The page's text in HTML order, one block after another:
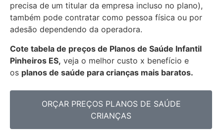
precisa de um titular da empresa incluso no plano),
também pode contratar como pessoa física ou por
adesão dependendo da operadora.
Cote tabela de preços de Planos de Saúde Infantil
Pinheiros ES, veja o melhor custo x benefício e
os planos de saúde para crianças mais baratos.
ORÇAR PREÇOS PLANOS DE SAÚDE
CRIANÇAS